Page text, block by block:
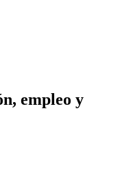
empleo y